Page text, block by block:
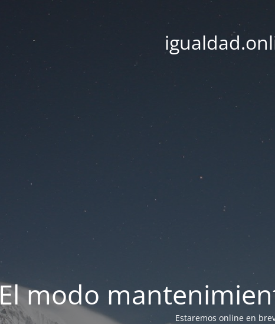
modo
Estaremos online en